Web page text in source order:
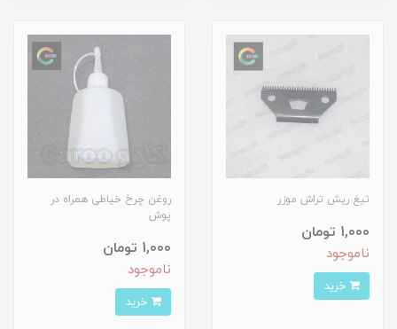
تیغ ریش تراش موزر
1,000 تومان
ناموجود
روغن چرخ خیاطی همراه در
پوش
1,000 تومان
ناموجود